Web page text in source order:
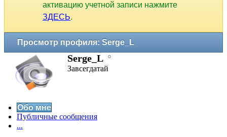
активацию учетной записи нажмите
ЗДЕСЬ.
Просмотр профиля: Serge_L
Serge_L
Завсегдатай
Обо мне
Публичные сообщения
...